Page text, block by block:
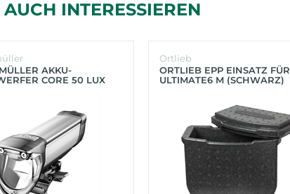
INTERESSIEREN
AKKU-
CORE 50 LUX
Ortlieb
ORTLIEB EPP EINSATZ FÜR
ULTIMATE6 M (SCHWARZ)